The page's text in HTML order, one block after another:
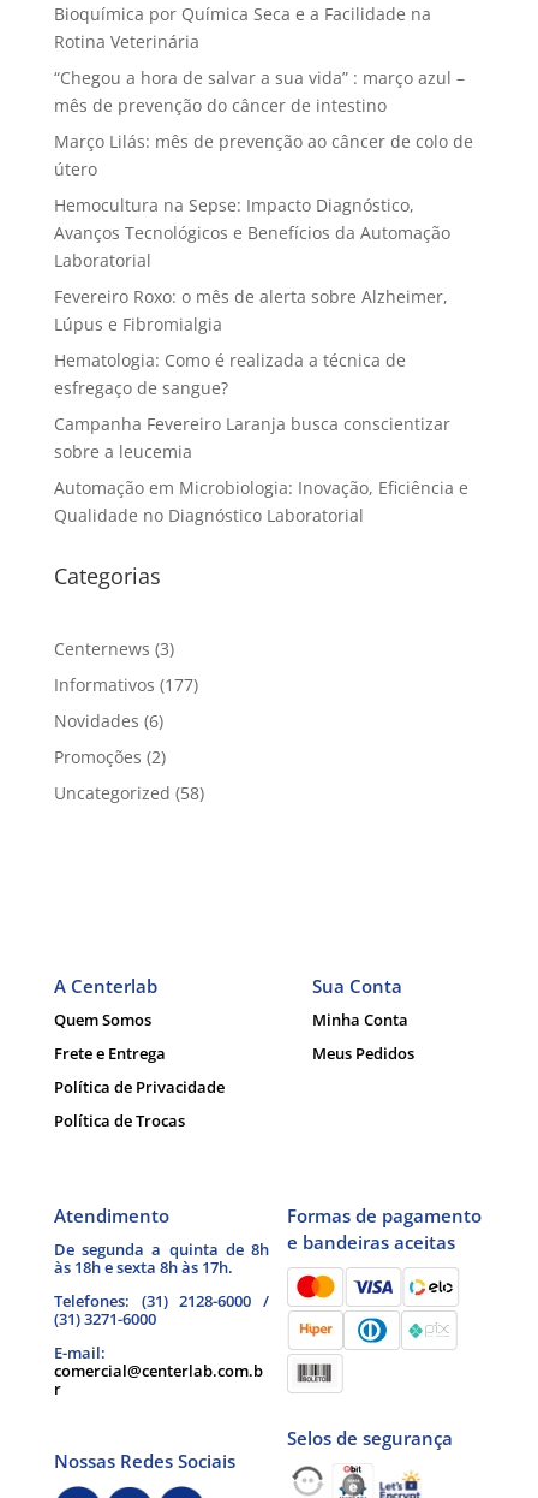
Bioquímica por Química Seca e a Facilidade na
Rotina Veterinária
“Chegou a hora de salvar a sua vida” : março azul –
mês de prevenção do câncer de intestino
Março Lilás: mês de prevenção ao câncer de colo de
útero
Hemocultura na Sepse: Impacto Diagnóstico,
Avanços Tecnológicos e Benefícios da Automação
Laboratorial
Fevereiro Roxo: o mês de alerta sobre Alzheimer,
Lúpus e Fibromialgia
Hematologia: Como é realizada a técnica de
esfregaço de sangue?
Campanha Fevereiro Laranja busca conscientizar
sobre a leucemia
Automação em Microbiologia: Inovação, Eficiência e
Qualidade no Diagnóstico Laboratorial
Categorias
Centernews (3)
Informativos (177)
Novidades (6)
Promoções (2)
Uncategorized (58)
A Centerlab
Quem Somos
Frete e Entrega
Política de Privacidade
Política de Trocas
Sua Conta
Minha Conta
Meus Pedidos
Atendimento
De segunda a quinta de 8h
às 18h e sexta 8h às 17h.
Telefones: (31) 2128-6000 /
(31) 3271-6000
E-mail:
comercial@centerlab.com.b
r
Nossas Redes Sociais
Formas de pagamento
e bandeiras aceitas
Selos de segurança